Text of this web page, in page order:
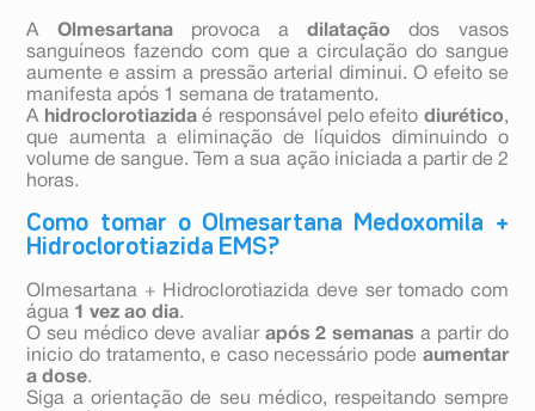
A Olmesartanaprovoca adilatação dos vasos
sanguíneos fazendo com que a circulação do sangue
aumente e assim a pressão arterial diminui. O efeito se
manifesta após 1 semana de tratamento.
A hidroclorotiazidaé responsável pelo efeito diurético,
que aumenta a eliminação de líquidos diminuindo o
volume de sangue. Tem a sua ação iniciada a partir de 2
horas.
Como tomar o Olmesartana Medoxomila +
Hidroclorotiazida EMS?
Olmesartana + Hidroclorotiazida deve ser tomado com
água 1 vez ao dia.
O seu médico deve avaliar após 2 semanas a partir do
inicio do tratamento, e caso necessário pode aumentar
a dose.
Siga a orientação de seu médico, respeitando sempre